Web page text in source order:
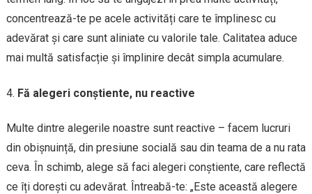
concentrează-te pe acele activități care te împlinesc cu
adevărat și care sunt aliniate cu valorile tale. Calitatea aduce
mai multă satisfacție și împlinire decât simpla acumulare.
Fă alegeri conștiente, nu reactive
Multe dintre alegerile noastre sunt reactive – facem lucruri
din obișnuință, din presiune socială sau din teama de a nu rata
ceva. În schimb, alege să faci alegeri conștiente, care reflectă
ce îți dorești cu adevărat. Întreabă-te: „Este această alegere